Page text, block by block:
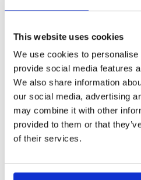
This website uses cookies
We use cookies to
provide social media features
We also share information
our social media, advertising
may combine it with other
provided to them or that
of their services.
国連グローバル・コンパ
人権
原
原
原